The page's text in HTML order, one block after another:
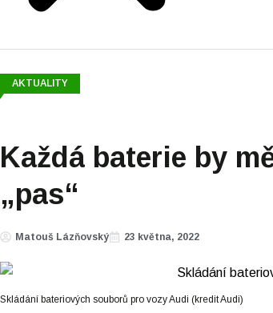
AKTUALITY
Každá baterie by
„pas“
Matouš Lázňovský 23 května, 2022
Skládání bateriových souborů pro vozy Audi (kredit Audi)